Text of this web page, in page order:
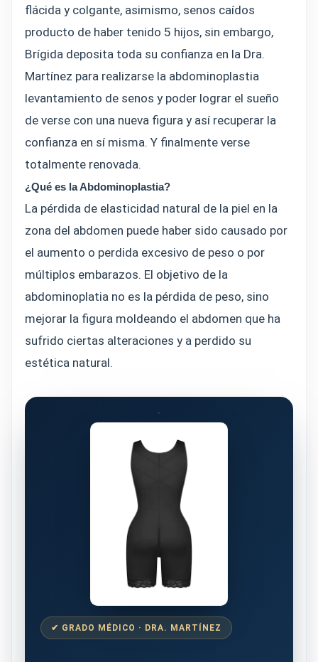
flácida y colgante, asimismo, senos caídos
producto de haber tenido 5 hijos, sin embargo,
Brígida deposita toda su confianza en la Dra.
Martínez para realizarse la abdominoplastia
levantamiento de senos y poder lograr el sueño
de verse con una nueva figura y así recuperar la
confianza en sí misma. Y finalmente verse
totalmente renovada.
¿Qué es la Abdominoplastia?
La pérdida de elasticidad natural de la piel en la
zona del abdomen puede haber sido causado por
el aumento o perdida excesivo de peso o por
múltiplos embarazos. El objetivo de la
abdominoplatia no es la pérdida de peso, sino
mejorar la figura moldeando el abdomen que ha
sufrido ciertas alteraciones y a perdido su
estética natural.
✔ GRADO MÉDICO · DRA. MARTÍNEZ